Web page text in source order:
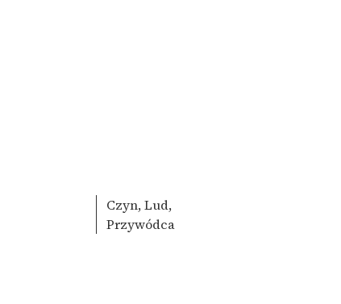
Czyn, Lud,
Przywódca